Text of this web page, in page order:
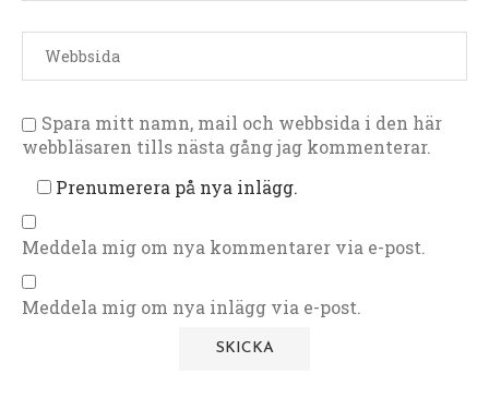
Spara mitt namn, mail och webbsida i den här
webbläsaren tills nästa gång jag kommenterar.
Prenumerera på nya inlägg.
Meddela mig om nya kommentarer via e-post.
Meddela mig om nya inlägg via e-post.